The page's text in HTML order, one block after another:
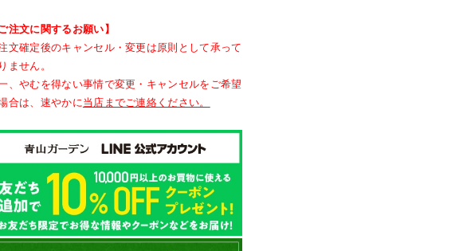
ご注文に関するお願い】
文確定後のキャンセル・変更は原則として承って
ません。
、やむを得ない事情で変更・キャンセルをご希望
合は、速やかに当店までご連絡ください。